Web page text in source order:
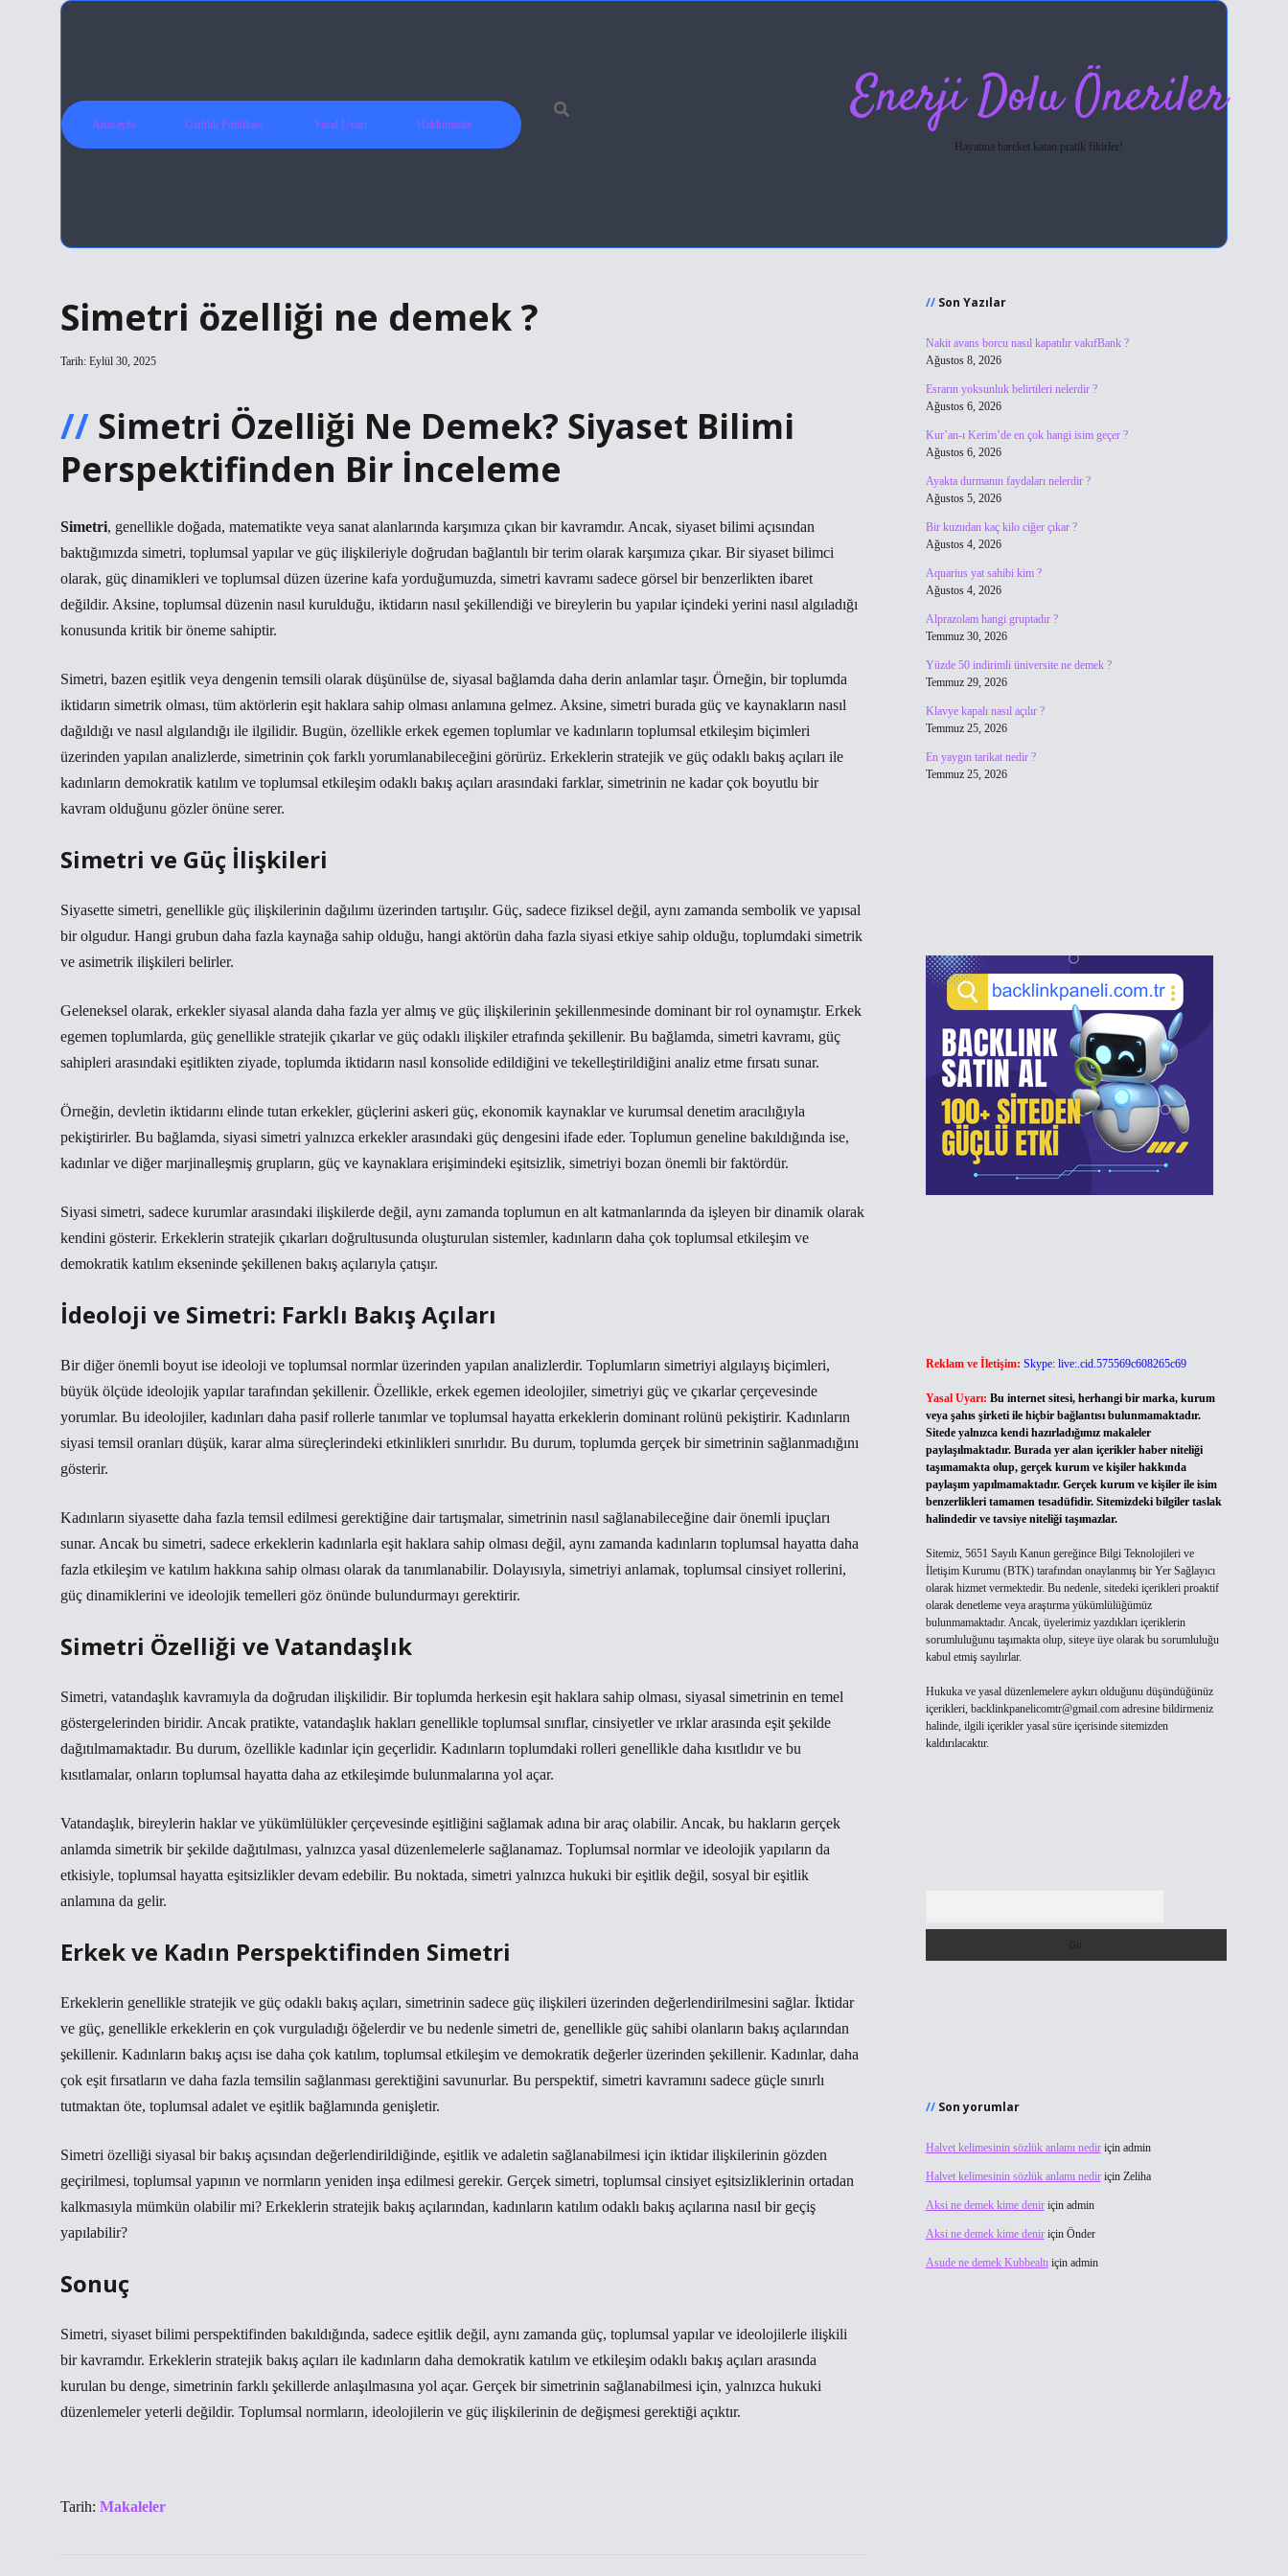
Anasayfa Gizlilik Politikası Yasal Uyarı Hakkımızda Enerji Dolu Öneriler
Hayatına hareket katan pratik fikirler!
Simetri özelliği ne demek ?
Tarih: Eylül 30, 2025
Simetri Özelliği Ne Demek? Siyaset Bilimi
Perspektifinden Bir İnceleme
Simetri, genellikle doğada, matematikte veya sanat alanlarında karşımıza çıkan bir kavramdır. Ancak, siyaset bilimi açısından
baktığımızda simetri, toplumsal yapılar ve güç ilişkileriyle doğrudan bağlantılı bir terim olarak karşımıza çıkar. Bir siyaset bilimci
olarak, güç dinamikleri ve toplumsal düzen üzerine kafa yorduğumuzda, simetri kavramı sadece görsel bir benzerlikten ibaret
değildir. Aksine, toplumsal düzenin nasıl kurulduğu, iktidarın nasıl şekillendiği ve bireylerin bu yapılar içindeki yerini nasıl algıladığı
konusunda kritik bir öneme sahiptir.
Simetri, bazen eşitlik veya dengenin temsili olarak düşünülse de, siyasal bağlamda daha derin anlamlar taşır. Örneğin, bir toplumda
iktidarın simetrik olması, tüm aktörlerin eşit haklara sahip olması anlamına gelmez. Aksine, simetri burada güç ve kaynakların nasıl
dağıldığı ve nasıl algılandığı ile ilgilidir. Bugün, özellikle erkek egemen toplumlar ve kadınların toplumsal etkileşim biçimleri
üzerinden yapılan analizlerde, simetrinin çok farklı yorumlanabileceğini görürüz. Erkeklerin stratejik ve güç odaklı bakış açıları ile
kadınların demokratik katılım ve toplumsal etkileşim odaklı bakış açıları arasındaki farklar, simetrinin ne kadar çok boyutlu bir
kavram olduğunu gözler önüne serer.
Simetri ve Güç İlişkileri
Siyasette simetri, genellikle güç ilişkilerinin dağılımı üzerinden tartışılır. Güç, sadece fiziksel değil, aynı zamanda sembolik ve yapısal
bir olgudur. Hangi grubun daha fazla kaynağa sahip olduğu, hangi aktörün daha fazla siyasi etkiye sahip olduğu, toplumdaki simetrik
ve asimetrik ilişkileri belirler.
Geleneksel olarak, erkekler siyasal alanda daha fazla yer almış ve güç ilişkilerinin şekillenmesinde dominant bir rol oynamıştır. Erkek
egemen toplumlarda, güç genellikle stratejik çıkarlar ve güç odaklı ilişkiler etrafında şekillenir. Bu bağlamda, simetri kavramı, güç
sahipleri arasındaki eşitlikten ziyade, toplumda iktidarın nasıl konsolide edildiğini ve tekelleştirildiğini analiz etme fırsatı sunar.
Örneğin, devletin iktidarını elinde tutan erkekler, güçlerini askeri güç, ekonomik kaynaklar ve kurumsal denetim aracılığıyla
pekiştirirler. Bu bağlamda, siyasi simetri yalnızca erkekler arasındaki güç dengesini ifade eder. Toplumun geneline bakıldığında ise,
kadınlar ve diğer marjinalleşmiş grupların, güç ve kaynaklara erişimindeki eşitsizlik, simetriyi bozan önemli bir faktördür.
Siyasi simetri, sadece kurumlar arasındaki ilişkilerde değil, aynı zamanda toplumun en alt katmanlarında da işleyen bir dinamik olarak
kendini gösterir. Erkeklerin stratejik çıkarları doğrultusunda oluşturulan sistemler, kadınların daha çok toplumsal etkileşim ve
demokratik katılım ekseninde şekillenen bakış açılarıyla çatışır.
İdeoloji ve Simetri: Farklı Bakış Açıları
Bir diğer önemli boyut ise ideoloji ve toplumsal normlar üzerinden yapılan analizlerdir. Toplumların simetriyi algılayış biçimleri,
büyük ölçüde ideolojik yapılar tarafından şekillenir. Özellikle, erkek egemen ideolojiler, simetriyi güç ve çıkarlar çerçevesinde
yorumlar. Bu ideolojiler, kadınları daha pasif rollerle tanımlar ve toplumsal hayatta erkeklerin dominant rolünü pekiştirir. Kadınların
siyasi temsil oranları düşük, karar alma süreçlerindeki etkinlikleri sınırlıdır. Bu durum, toplumda gerçek bir simetrinin sağlanmadığını
gösterir.
Kadınların siyasette daha fazla temsil edilmesi gerektiğine dair tartışmalar, simetrinin nasıl sağlanabileceğine dair önemli ipuçları
sunar. Ancak bu simetri, sadece erkeklerin kadınlarla eşit haklara sahip olması değil, aynı zamanda kadınların toplumsal hayatta daha
fazla etkileşim ve katılım hakkına sahip olması olarak da tanımlanabilir. Dolayısıyla, simetriyi anlamak, toplumsal cinsiyet rollerini,
güç dinamiklerini ve ideolojik temelleri göz önünde bulundurmayı gerektirir.
Simetri Özelliği ve Vatandaşlık
Simetri, vatandaşlık kavramıyla da doğrudan ilişkilidir. Bir toplumda herkesin eşit haklara sahip olması, siyasal simetrinin en temel
göstergelerinden biridir. Ancak pratikte, vatandaşlık hakları genellikle toplumsal sınıflar, cinsiyetler ve ırklar arasında eşit şekilde
dağıtılmamaktadır. Bu durum, özellikle kadınlar için geçerlidir. Kadınların toplumdaki rolleri genellikle daha kısıtlıdır ve bu
kısıtlamalar, onların toplumsal hayatta daha az etkileşimde bulunmalarına yol açar.
Vatandaşlık, bireylerin haklar ve yükümlülükler çerçevesinde eşitliğini sağlamak adına bir araç olabilir. Ancak, bu hakların gerçek
anlamda simetrik bir şekilde dağıtılması, yalnızca yasal düzenlemelerle sağlanamaz. Toplumsal normlar ve ideolojik yapıların da
etkisiyle, toplumsal hayatta eşitsizlikler devam edebilir. Bu noktada, simetri yalnızca hukuki bir eşitlik değil, sosyal bir eşitlik
anlamına da gelir.
Erkek ve Kadın Perspektifinden Simetri
Erkeklerin genellikle stratejik ve güç odaklı bakış açıları, simetrinin sadece güç ilişkileri üzerinden değerlendirilmesini sağlar. İktidar
ve güç, genellikle erkeklerin en çok vurguladığı öğelerdir ve bu nedenle simetri de, genellikle güç sahibi olanların bakış açılarından
şekillenir. Kadınların bakış açısı ise daha çok katılım, toplumsal etkileşim ve demokratik değerler üzerinden şekillenir. Kadınlar, daha
çok eşit fırsatların ve daha fazla temsilin sağlanması gerektiğini savunurlar. Bu perspektif, simetri kavramını sadece güçle sınırlı
tutmaktan öte, toplumsal adalet ve eşitlik bağlamında genişletir.
Simetri özelliği siyasal bir bakış açısından değerlendirildiğinde, eşitlik ve adaletin sağlanabilmesi için iktidar ilişkilerinin gözden
geçirilmesi, toplumsal yapının ve normların yeniden inşa edilmesi gerekir. Gerçek simetri, toplumsal cinsiyet eşitsizliklerinin ortadan
kalkmasıyla mümkün olabilir mi? Erkeklerin stratejik bakış açılarından, kadınların katılım odaklı bakış açılarına nasıl bir geçiş
yapılabilir?
Sonuç
Simetri, siyaset bilimi perspektifinden bakıldığında, sadece eşitlik değil, aynı zamanda güç, toplumsal yapılar ve ideolojilerle ilişkili
bir kavramdır. Erkeklerin stratejik bakış açıları ile kadınların daha demokratik katılım ve etkileşim odaklı bakış açıları arasında
kurulan bu denge, simetrinin farklı şekillerde anlaşılmasına yol açar. Gerçek bir simetrinin sağlanabilmesi için, yalnızca hukuki
düzenlemeler yeterli değildir. Toplumsal normların, ideolojilerin ve güç ilişkilerinin de değişmesi gerektiği açıktır.
Tarih: Makaleler
Son Yazılar
Nakit avans borcu nasıl kapatılır vakıfBank ?
Ağustos 8, 2026
Esrarın yoksunluk belirtileri nelerdir ?
Ağustos 6, 2026
Kur’an-ı Kerim’de en çok hangi isim geçer ?
Ağustos 6, 2026
Ayakta durmanın faydaları nelerdir ?
Ağustos 5, 2026
Bir kuzudan kaç kilo ciğer çıkar ?
Ağustos 4, 2026
Aquarius yat sahibi kim ?
Ağustos 4, 2026
Alprazolam hangi gruptadır ?
Temmuz 30, 2026
Yüzde 50 indirimli üniversite ne demek ?
Temmuz 29, 2026
Klavye kapalı nasıl açılır ?
Temmuz 25, 2026
En yaygın tarikat nedir ?
Temmuz 25, 2026
Reklam ve İletişim: Skype: live:.cid.575569c608265c69
Yasal Uyarı: Bu internet sitesi, herhangi bir marka, kurum
veya şahıs şirketi ile hiçbir bağlantısı bulunmamaktadır.
Sitede yalnızca kendi hazırladığımız makaleler
paylaşılmaktadır. Burada yer alan içerikler haber niteliği
taşımamakta olup, gerçek kurum ve kişiler hakkında
paylaşım yapılmamaktadır. Gerçek kurum ve kişiler ile isim
benzerlikleri tamamen tesadüfidir. Sitemizdeki bilgiler taslak
halindedir ve tavsiye niteliği taşımazlar.
Sitemiz, 5651 Sayılı Kanun gereğince Bilgi Teknolojileri ve
İletişim Kurumu (BTK) tarafından onaylanmış bir Yer Sağlayıcı
olarak hizmet vermektedir. Bu nedenle, sitedeki içerikleri proaktif
olarak denetleme veya araştırma yükümlülüğümüz
bulunmamaktadır. Ancak, üyelerimiz yazdıkları içeriklerin
sorumluluğunu taşımakta olup, siteye üye olarak bu sorumluluğu
kabul etmiş sayılırlar.
Hukuka ve yasal düzenlemelere aykırı olduğunu düşündüğünüz
içerikleri, backlinkpanelicomtr@gmail.comadresine bildirmeniz
halinde, ilgili içerikler yasal süre içerisinde sitemizden
kaldırılacaktır.
Son yorumlar
Halvet kelimesinin sözlük anlamı nediriçin admin
Halvet kelimesinin sözlük anlamı nediriçin Zeliha
Aksi ne demek kime deniriçin admin
Aksi ne demek kime deniriçin Önder
Asude ne demek Kubbealtıiçin admin